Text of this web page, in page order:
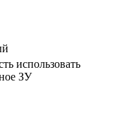
использовать
ЗУ